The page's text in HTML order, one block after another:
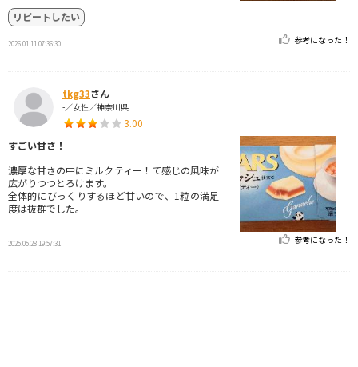
リピートしたい
2026.01.11 07:36:30 参考になった！
tkg33さん
-／女性／神奈川県
3.00
すごい甘さ！
濃厚な甘さの中にミルクティー！て感じの風味が
広がりつつとろけます。
全体的にびっくりするほど甘いので、1粒の満足
度は抜群でした。
2025.05.28 19:57:31 参考になった！